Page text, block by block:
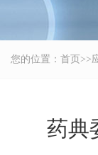
您的位置： 首页 >>
药典